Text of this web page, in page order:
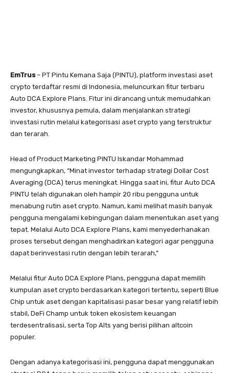
EmTrus– PT Pintu Kemana Saja (PINTU), platform investasi aset
crypto terdaftar resmi di Indonesia, meluncurkan fitur terbaru
Auto DCA Explore Plans. Fitur ini dirancang untuk memudahkan
investor, khususnya pemula, dalam menjalankan strategi
investasi rutin melalui kategorisasi aset crypto yang terstruktur
dan terarah.
Head of Product Marketing PINTU Iskandar Mohammad
mengungkapkan, “Minat investor terhadap strategi Dollar Cost
Averaging (DCA) terus meningkat. Hingga saat ini, fitur Auto DCA
PINTU telah digunakan oleh hampir 20 ribu pengguna untuk
menabung rutin aset crypto. Namun, kami melihat masih banyak
pengguna mengalami kebingungan dalam menentukan aset yang
tepat. Melalui Auto DCA Explore Plans, kami menyederhanakan
proses tersebut dengan menghadirkan kategori agar pengguna
dapat berinvestasi rutin dengan lebih terarah,”
Melalui fitur Auto DCA Explore Plans, pengguna dapat memilih
kumpulan aset crypto berdasarkan kategori tertentu, seperti Blue
Chip untuk aset dengan kapitalisasi pasar besar yang relatif lebih
stabil, DeFi Champ untuk token ekosistem keuangan
terdesentralisasi, serta Top Alts yang berisi pilihan altcoin
populer.
Dengan adanya kategorisasi ini, pengguna dapat menggunakan